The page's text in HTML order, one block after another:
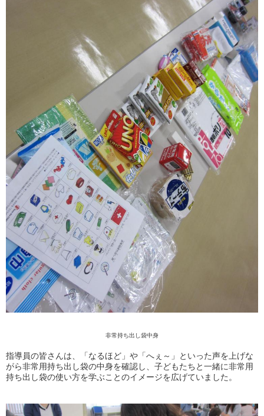
非常持ち出し袋中身
指導員の皆さんは、「なるほど」や「へぇ～」といった声を上げな
がら非常用持ち出し袋の中身を確認し、子どもたちと一緒に非常用
持ち出し袋の使い方を学ぶことのイメージを広げていました。